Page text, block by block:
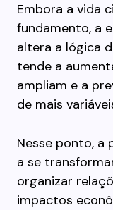
Embora a vida
fundamento, a
altera a lógica
tende a
ampliam e a
de mais
Nesse ponto, a
a se
organizar
impactos